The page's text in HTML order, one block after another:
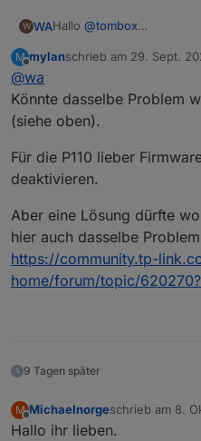
W WAHallo @tombox
ich habe den Adapter
gesteuert werden.
Meine 3 L610 bringen
Die Firmware der L610 ist
M mylanschrieb am 29. Sept.
zuletzt editiert von
@wa
Könnte dasselbe Problem
(siehe oben).
Für die P110 lieber
deaktivieren.
Aber eine Lösung dürfte
hier auch dasselbe
https://community.tp-
home/forum/topic/
9 Tagen später
M
Offline
Michaelnorgeschrieb am 8.
zuletzt editiert
Hallo ihr lieben.